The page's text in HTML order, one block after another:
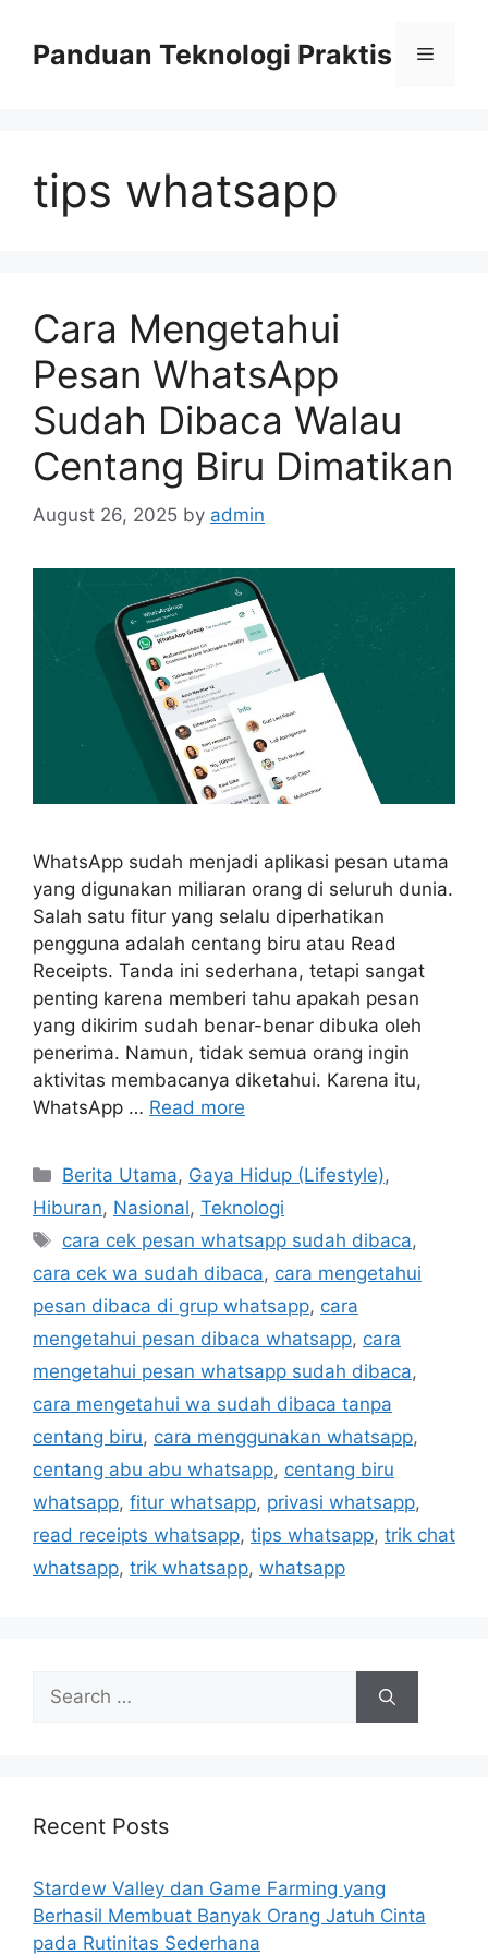
contentPanduan Teknologi Praktis Menu
tips whatsapp
Cara Mengetahui
Pesan WhatsApp
Sudah Dibaca Walau
Centang Biru Dimatikan
August 26, 2025 by admin
WhatsApp sudah menjadi aplikasi pesan utama
yang digunakan miliaran orang di seluruh dunia.
Salah satu fitur yang selalu diperhatikan
pengguna adalah centang biru atau Read
Receipts. Tanda ini sederhana, tetapi sangat
penting karena memberi tahu apakah pesan
yang dikirim sudah benar-benar dibuka oleh
penerima. Namun, tidak semua orang ingin
aktivitas membacanya diketahui. Karena itu,
WhatsApp … Read more
Categories
Berita Utama, Gaya Hidup (Lifestyle),
Hiburan, Nasional, Teknologi
Tags
cara cek pesan whatsapp sudah dibaca,
cara cek wa sudah dibaca, cara mengetahui
pesan dibaca di grup whatsapp, cara
mengetahui pesan dibaca whatsapp, cara
mengetahui pesan whatsapp sudah dibaca,
cara mengetahui wa sudah dibaca tanpa
centang biru, cara menggunakan whatsapp,
centang abu abu whatsapp, centang biru
whatsapp, fitur whatsapp, privasi whatsapp,
read receipts whatsapp, tips whatsapp, trik chat
whatsapp, trik whatsapp, whatsapp
Search
for:
Recent Posts
Stardew Valley dan Game Farming yang
Berhasil Membuat Banyak Orang Jatuh Cinta
pada Rutinitas Sederhana